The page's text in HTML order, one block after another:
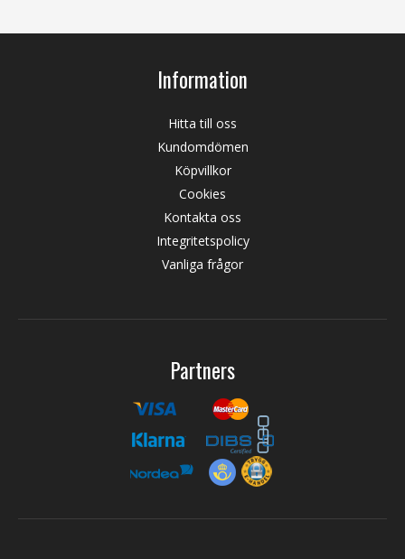
Information
Hitta till oss
Kundomdömen
Köpvillkor
Cookies
Kontakta oss
Integritetspolicy
Vanliga frågor
Partners